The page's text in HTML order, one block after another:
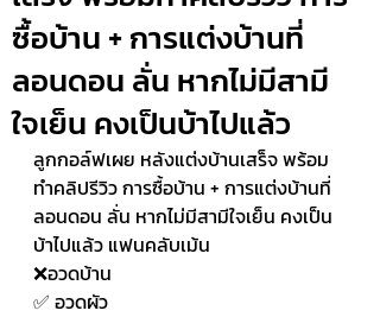
ซื้อบ้าน + การแต่งบ้านที่
ลอนดอน ลั่น หากไม่มีสามี
ใจเย็น คงเป็นบ้าไปแล้ว
ลูกกอล์ฟเผย หลังแต่งบ้านเสร็จ พร้อม
ทำคลิปรีวิว การซื้อบ้าน + การแต่งบ้านที่
ลอนดอน ลั่น หากไม่มีสามีใจเย็น คงเป็น
บ้าไปแล้ว แฟนคลับเม้น
❌อวดบ้าน
✅ อวดผัว